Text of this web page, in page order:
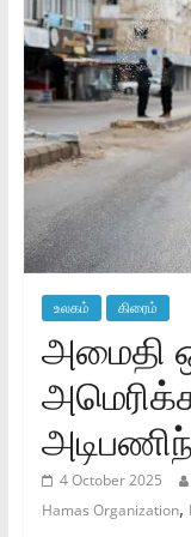
உலகம் கிரைம்
அமைதி
4 October 2025
Hamas Organization,